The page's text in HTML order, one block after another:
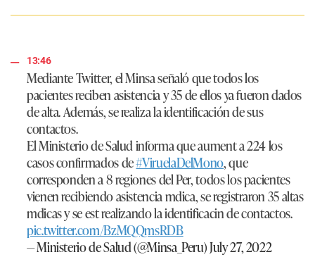
13:46
Mediante Twitter, el Minsa señaló que todos los
pacientes reciben asistencia y 35 de ellos ya fueron dados
de alta. Además, se realiza la identificación de sus
contactos.
El Ministerio de Salud informa que aument a 224 los
casos confirmados de#ViruelaDelMono, que
corresponden a 8 regiones del Per, todos los pacientes
vienen recibiendo asistencia mdica, se registraron 35 altas
mdicas y se est realizando la identificacin de contactos.
pic.twitter.com/BzMQQmsRDB
— Ministerio de Salud (@Minsa_Peru)July 27, 2022